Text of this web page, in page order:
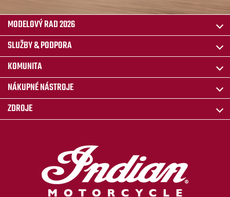
MODELOVÝ RAD 2026
SLUŽBY & PODPORA
KOMUNITA
NÁKUPNÉ NÁSTROJE
ZDROJE